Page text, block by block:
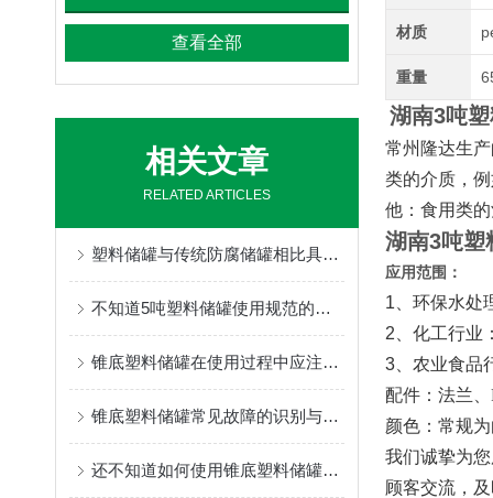
查看全部
相关文章
RELATED ARTICLES
塑料储罐与传统防腐储罐相比具有哪些特点？
不知道5吨塑料储罐使用规范的，请看这里！
锥底塑料储罐在使用过程中应注意事项分享
锥底塑料储罐常见故障的识别与解决方法分享
还不知道如何使用锥底塑料储罐？进来看
材质
重量
湖南3吨
常州隆达生
类的介质，
他：食用类
湖南3吨塑
应用范围：
1、环保水处
2、化工行业
3、 农业食品
配件：法兰
颜色：常规
我们诚挚为
顾客交流，